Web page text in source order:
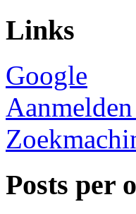
Links
Google
Posts per